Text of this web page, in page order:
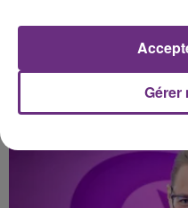
My Immortal
A L'ANTENNE
Gérer